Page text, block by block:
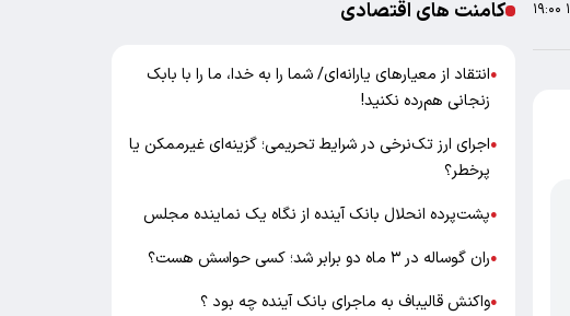
کامنت های اقتصادی
●انتقاد از معیارهای یارانه‌ای/ شما را به خدا، ما را با بابک
زنجانی هم‌رده نکنید!
●اجرای ارز تک‌نرخی در شرایط تحریمی؛ گزینه‌ای غیرممکن یا
پرخطر؟
●پشت‌پرده انحلال بانک آینده از نگاه یک نماینده مجلس
●ران گوساله در ۳ ماه دو برابر شد؛ کسی حواسش هست؟
●واکنش قالیباف به ماجرای بانک آینده چه بود ؟